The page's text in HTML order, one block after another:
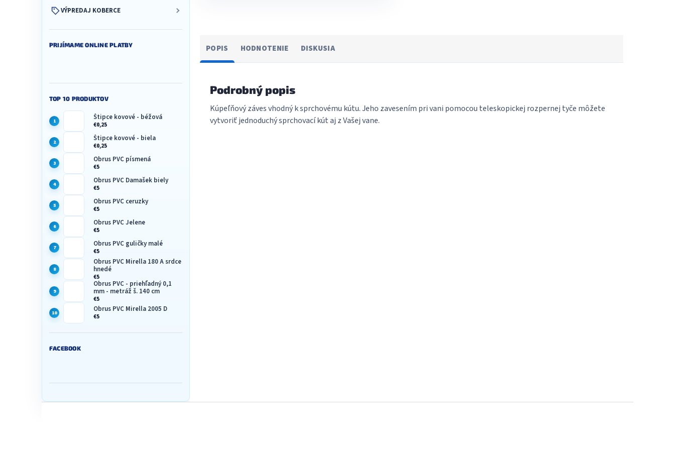
VÝPREDAJ KOBERCE
PRIJÍMAME ONLINE PLATBY
TOP 10 PRODUKTOV
Štipce kovové - béžová
€0,25
Štipce kovové - biela
€0,25
Obrus PVC písmená
€5
Obrus PVC Damašek biely
€5
Obrus PVC ceruzky
€5
Obrus PVC Jelene
€5
Obrus PVC guličky malé
€5
Obrus PVC Mirella 180 A srdce
hnedé
€5
Obrus PVC - priehľadný 0,1
mm - metráž š. 140 cm
€5
Obrus PVC Mirella 2005 D
€5
FACEBOOK
POPIS HODNOTENIE DISKUSIA
Podrobný popis
Kúpeľňový záves vhodný k sprchovému kútu. Jeho zavesením pri vani pomocou teleskopickej rozpernej tyče môžete
vytvoriť jednoduchý sprchovací kút aj z Vašej vane.